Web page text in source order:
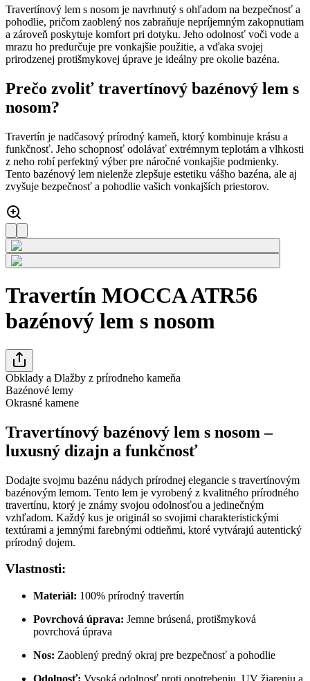
Travertínový lem s nosom je navrhnutý s ohľadom na bezpečnosť a
pohodlie, pričom zaoblený nos zabraňuje nepríjemným zakopnutiam
a zároveň poskytuje komfort pri dotyku. Jeho odolnosť voči vode a
mrazu ho predurčuje pre vonkajšie použitie, a vďaka svojej
prirodzenej protišmykovej úprave je ideálny pre okolie bazéna.
Prečo zvoliť travertínový bazénový lem s
nosom?
Travertín je nadčasový prírodný kameň, ktorý kombinuje krásu a
funkčnosť. Jeho schopnosť odolávať extrémnym teplotám a vlhkosti
z neho robí perfektný výber pre náročné vonkajšie podmienky.
Tento bazénový lem nielenže zlepšuje estetiku vášho bazéna, ale aj
zvyšuje bezpečnosť a pohodlie vašich vonkajších priestorov.
Travertín MOCCA ATR56
bazénový lem s nosom
Obklady a Dlažby z prírodneho kameňa
Bazénové lemy
Okrasné kamene
Travertínový bazénový lem s nosom –
luxusný dizajn a funkčnosť
Dodajte svojmu bazénu nádych prírodnej elegancie s travertínovým
bazénovým lemom. Tento lem je vyrobený z kvalitného prírodného
travertínu, ktorý je známy svojou odolnosťou a jedinečným
vzhľadom. Každý kus je originál so svojimi charakteristickými
textúrami a jemnými farebnými odtieňmi, ktoré vytvárajú autentický
prírodný dojem.
Vlastnosti:
Materiál: 100% prírodný travertín
Povrchová úprava: Jemne brúsená, protišmyková
povrchová úprava
Nos: Zaoblený predný okraj pre bezpečnosť a pohodlie
Odolnosť: Vysoká odolnosť proti opotrebeniu, UV žiareniu a